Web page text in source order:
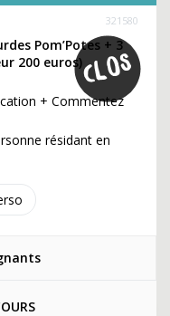
321580
Pom’Potes + 3
200 euros)
+ Commentez
résidant en